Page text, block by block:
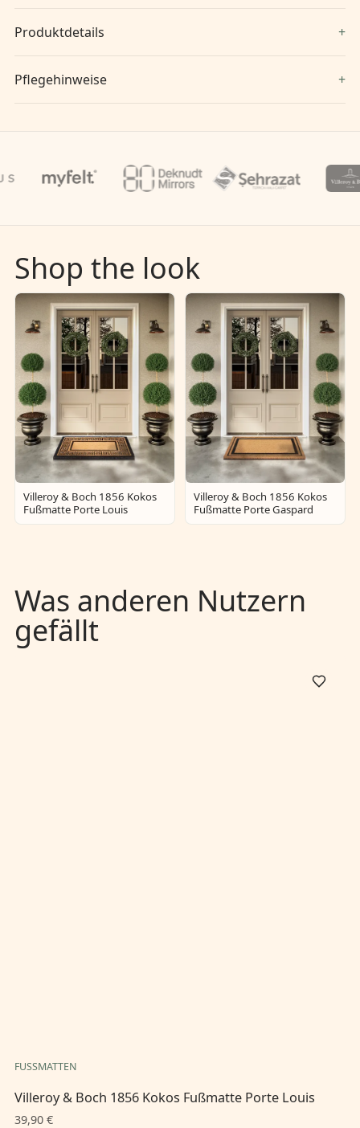
Produktdetails
Pflegehinweise
Shop the look
Villeroy & Boch 1856 Kokos
Fußmatte Porte Louis
Villeroy & Boch 1856 Kokos
Fußmatte Porte Gaspard
Was anderen Nutzern
gefällt
FUSSMATTEN
Villeroy & Boch 1856 Kokos Fußmatte Porte Louis
39,90 €